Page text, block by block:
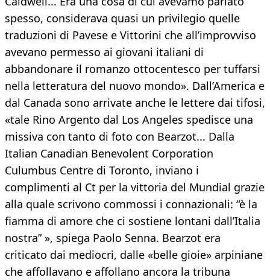
spesso, considerava quasi un privilegio quelle
traduzioni di Pavese e Vittorini che all’improvviso
avevano permesso ai giovani italiani di
abbandonare il romanzo ottocentesco per tuffarsi
nella letteratura del nuovo mondo». Dall’America e
dal Canada sono arrivate anche le lettere dai tifosi,
«tale Rino Argento dal Los Angeles spedisce una
missiva con tanto di foto con Bearzot... Dalla
Italian Canadian Benevolent Corporation
Culumbus Centre di Toronto, inviano i
complimenti al Ct per la vittoria del Mundial grazie
alla quale scrivono commossi i connazionali: “è la
fiamma di amore che ci sostiene lontani dall’Italia
nostra” », spiega Paolo Senna. Bearzot era
criticato dai mediocri, dalle «belle gioie» arpiniane
che affollavano e affollano ancora la tribuna